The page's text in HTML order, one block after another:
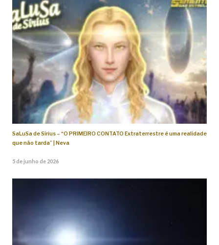
SaLuSa de Sírius – “O PRIMEIRO CONTATO Extraterrestre é uma realidade
que não tarda” | Neva
5 de junho de 2026